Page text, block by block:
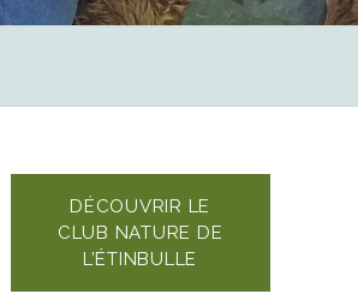
DÉCOUVRIR LE
CLUB NATURE DE
L’ÉTINBULLE